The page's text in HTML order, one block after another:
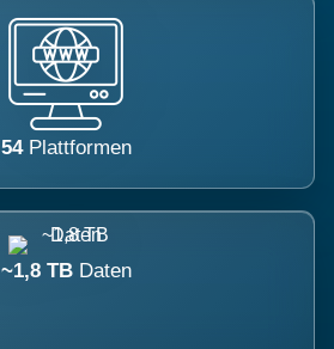
54 Plattformen
~1,8 TB Daten